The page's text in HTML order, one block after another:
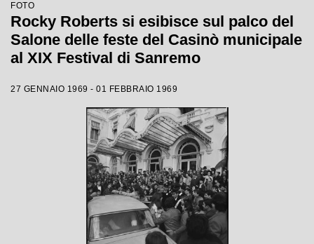
FOTO
Rocky Roberts si esibisce sul palco del
Salone delle feste del Casinò municipale
al XIX Festival di Sanremo
27 GENNAIO 1969 - 01 FEBBRAIO 1969